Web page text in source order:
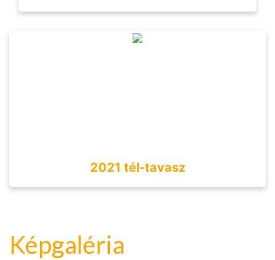
2021 tél-tavasz
Képgaléria